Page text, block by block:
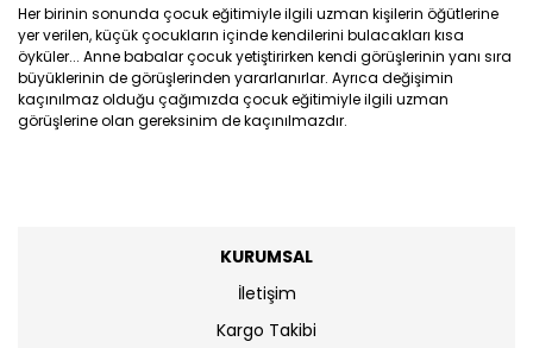
Herbirinin sonunda çocuk eğitimiyle ilgili uzman kişilerin öğütlerine
yerverilen, küçükçocukların içinde kendilerini bulacakları kısa
öyküler... Anne babalar çocuk yetiştirirken kendi görüşlerinin yanı sıra
büyüklerinin de görüşlerinden yararlanırlar. Ayrıca değişimin
kaçınılmaz olduğu çağımızda çocuk eğitimiyle ilgili uzman
görüşlerine olan gereksinim de kaçınılmazdır.
KURUMSAL
İletişim
Kargo Takibi